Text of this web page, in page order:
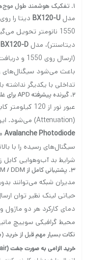
۱. تفکیک هوشمند طول موج‌ها (WDM)
مدل BX120-U
1550 نانومتر
دیتاسنتر)، مدل BX120-D
باعث می‌شود
تداخلی با یکدیگر نداشته
۲. گیرنده پیشرفته APD برای غلبه بر افت سیگنال
عبور نور از
(Attenuation) می‌شود. این زوج ماژول به دیودهای پیشرفته
Avalanche Photodiode
سیگنال‌های رسیده را با
شرایط بد آب‌وهوایی کابل
۳. پشتیبانی کامل از DOM / DDM
مدیران شبکه می‌توانند
دمای کارکرد هر دو ماژول
محیط گرافیکی سوییچ
نکات بسیار مهم قبل از
خرید الزامی به صورت جفت (Pair):